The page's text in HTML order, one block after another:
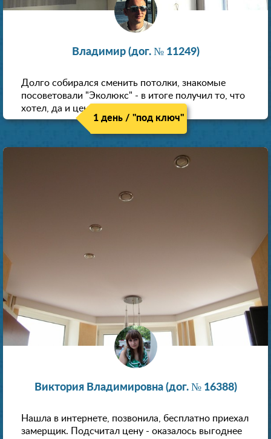
Владимир (дог. № 11249)
Долго собирался сменить потолки, знакомые
посоветовали "Эколюкс" - в итоге получил то, что
хотел, да и цена нормальная.
1 день / "под ключ"
Виктория Владимировна (дог. № 16388)
Нашла в интернете, позвонила, бесплатно приехал
замерщик. Подсчитал цену - оказалось выгоднее